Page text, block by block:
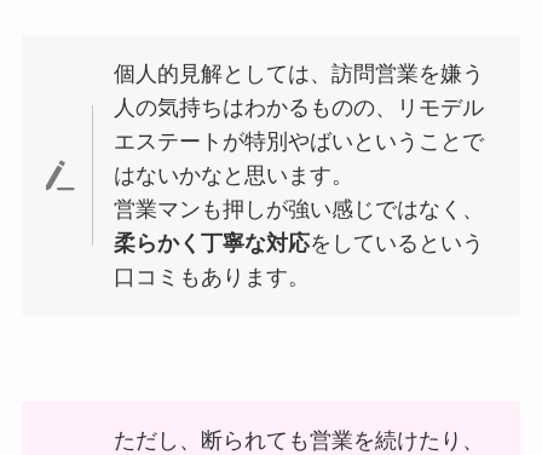
個人的見解としては、訪問営業を嫌う
人の気持ちはわかるものの、リモデル
エステートが特別やばいということで
はないかなと思います。
営業マンも押しが強い感じではなく、
柔らかく丁寧な対応をしているという
口コミもあります。
ただし、断られても営業を続けたり、